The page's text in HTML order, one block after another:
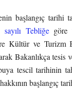
başlangıç tarihi
sayılı Tebliğegöre
Kültür ve Turizm
Bakanlıkça tesis
tescil tarihinin
başlangıç